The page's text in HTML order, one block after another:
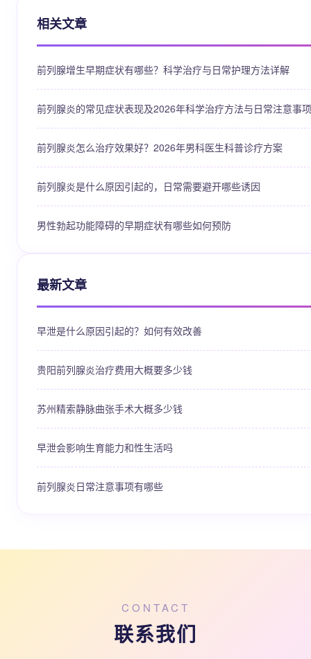
相关文章
前列腺增生早期症状有哪些？科学治疗与日常护理方法详解
前列腺炎的常见症状表现及2026年科学治疗方法与日常注意事项
前列腺炎怎么治疗效果好？2026年男科医生科普诊疗方案
前列腺炎是什么原因引起的，日常需要避开哪些诱因
男性勃起功能障碍的早期症状有哪些如何预防
最新文章
早泄是什么原因引起的？如何有效改善
贵阳前列腺炎治疗费用大概要多少钱
苏州精索静脉曲张手术大概多少钱
早泄会影响生育能力和性生活吗
前列腺炎日常注意事项有哪些
CONTACT
联系我们